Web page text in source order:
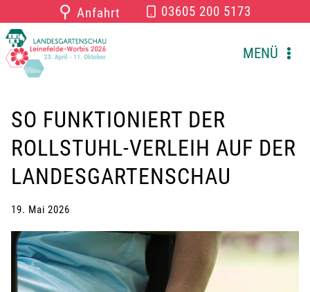
Inhalt
springen
⚲ Anfahrt 03605 200 5173
MENÜ
SO FUNKTIONIERT DER
ROLLSTUHL-VERLEIH AUF DER
LANDESGARTENSCHAU
19. Mai 2026